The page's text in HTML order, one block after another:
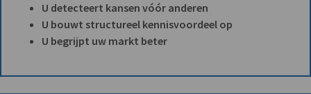
U detecteert kansen vóór anderen
U bouwt structureel kennisvoordeel op
U begrijpt uw markt beter